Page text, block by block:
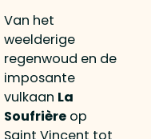
Van het
weelderige
regenwoud en de
imposante
vulkaan La
Soufrière op
Saint Vincent tot